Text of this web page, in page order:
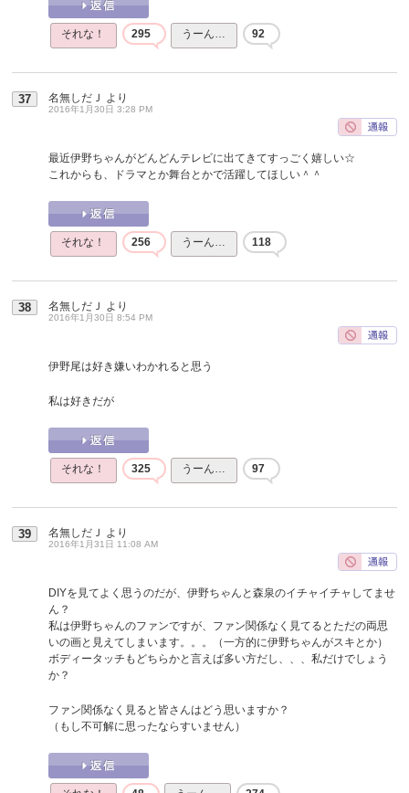
それな！ 295 うーん… 92
37 名無しだＪ より
2016年1月30日 3:28 PM
最近伊野ちゃんがどんどんテレビに出てきてすっごく嬉しい☆
これからも、ドラマとか舞台とかで活躍してほしい＾＾
それな！ 256 うーん… 118
38 名無しだＪ より
2016年1月30日 8:54 PM
伊野尾は好き嫌いわかれると思う
私は好きだが
それな！ 325 うーん… 97
39 名無しだＪ より
2016年1月31日 11:08 AM
DIYを見てよく思うのだが、伊野ちゃんと森泉のイチャイチャしてませ
ん？
私は伊野ちゃんのファンですが、ファン関係なく見てるとただの両思
いの画と見えてしまいます。。。（一方的に伊野ちゃんがスキとか）
ボディータッチもどちらかと言えば多い方だし、、、私だけでしょう
か？
ファン関係なく見ると皆さんはどう思いますか？
（もし不可解に思ったならすいません）